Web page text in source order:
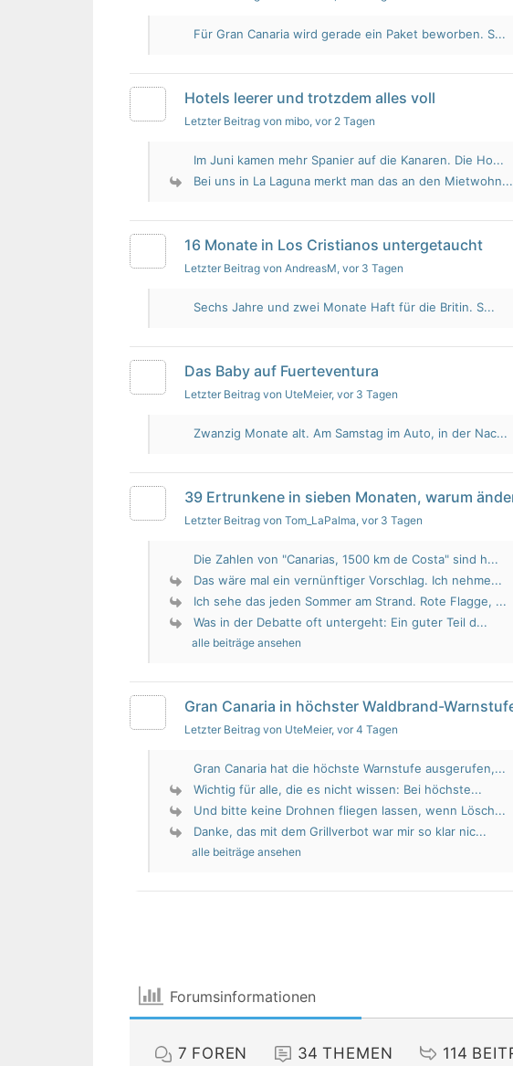
Für Gran Canaria wird gerade ein Paket beworben. S...
Hotels leerer und trotzdem alles voll
Letzter Beitrag von mibo, vor 2 Tagen
Im Juni kamen mehr Spanier auf die Kanaren. Die Ho...
Bei uns in La Laguna merkt man das an den Mietwohn...
16 Monate in Los Cristianos untergetaucht
Letzter Beitrag von AndreasM, vor 3 Tagen
Sechs Jahre und zwei Monate Haft für die Britin. S...
Das Baby auf Fuerteventura
Letzter Beitrag von UteMeier, vor 3 Tagen
Zwanzig Monate alt. Am Samstag im Auto, in der Nac...
39 Ertrunkene in sieben Monaten, warum
Letzter Beitrag von Tom_LaPalma, vor 3 Tagen
Die Zahlen von "Canarias, 1500 km de Costa" sind h...
Das wäre mal ein vernünftiger Vorschlag. Ich nehme...
Ich sehe das jeden Sommer am Strand. Rote Flagge, ...
Was in der Debatte oft untergeht: Ein guter Teil d...
alle beiträge ansehen
Gran Canaria in höchster Waldbrand-
Letzter Beitrag von UteMeier, vor 4 Tagen
Gran Canaria hat die höchste Warnstufe ausgerufen,...
Wichtig für alle, die es nicht wissen: Bei höchste...
Und bitte keine Drohnen fliegen lassen, wenn Lösch...
Danke, das mit dem Grillverbot war mir so klar nic...
alle beiträge ansehen
Forumsinformationen
7 FOREN 34 THEMEN 114